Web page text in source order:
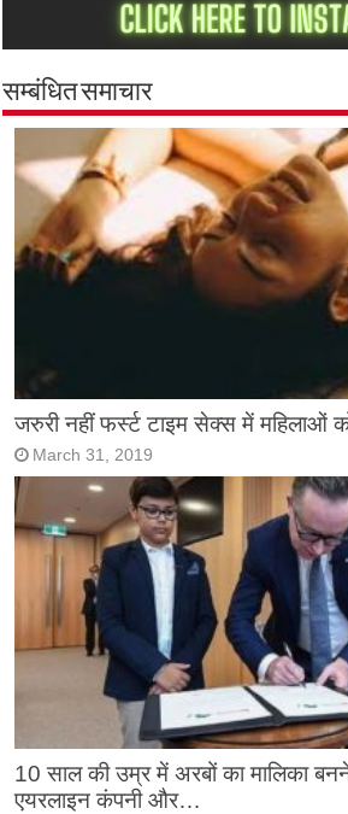
सम्बंधित समाचार
जरुरी नहीं फर्स्ट टाइम सेक्स में महिलाओं
March 31, 2019
10 साल की उम्र में अरबों का मालिका
एयरलाइन कंपनी और…